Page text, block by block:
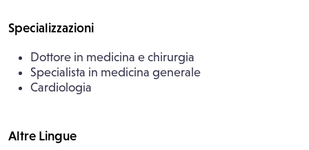
Specializzazioni
Dottore in medicina e chirurgia
Specialista in medicina generale
Cardiologia
Altre Lingue